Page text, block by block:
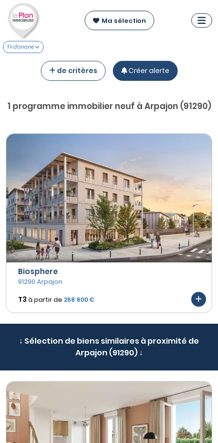
Ma sélection
Fil d'ariane
de critères Créer alerte
1 programme immobilier neuf à Arpajon (91290)
Biosphere
91290 Arpajon
T3 à partir de 268 900 €
↓ Sélection de biens similaires à proximité de
Arpajon (91290) ↓